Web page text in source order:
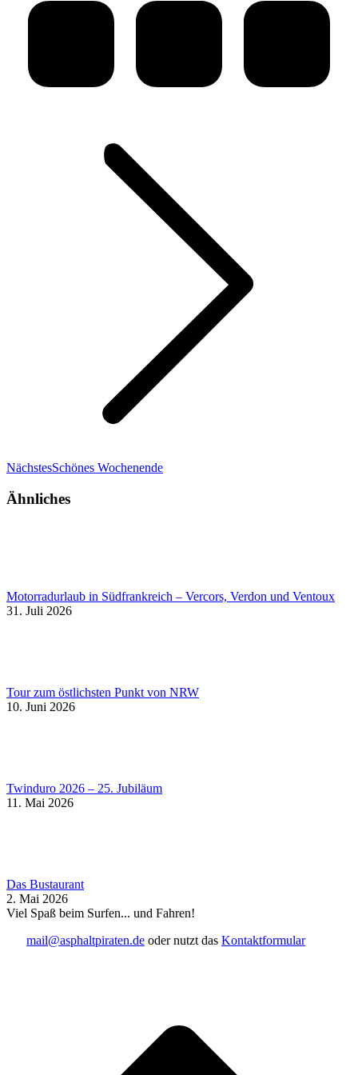
NächstesNächster
Schönes Wochenende
Ähnliches
Motorradurlaub in Südfrankreich – Vercors, Verdon und Ventoux
31. Juli 2026
Tour zum östlichsten Punkt von NRW
10. Juni 2026
Twinduro 2026 – 25. Jubiläum
11. Mai 2026
Das Bustaurant
2. Mai 2026
Viel Spaß beim Surfen... und Fahren!
mail@asphaltpiraten.de oder nutzt das Kontaktformular